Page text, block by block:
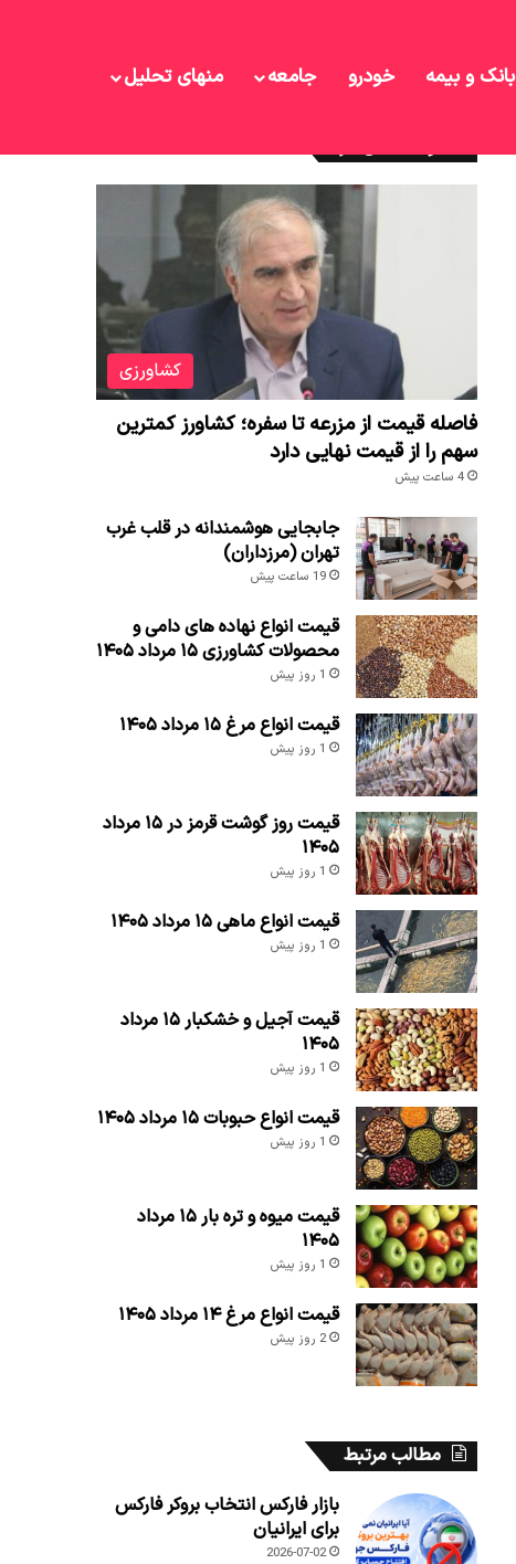
بانک و بیمه خودرو جامعه منهای تحلیل
کشاورزی
فاصله قیمت از مزرعه تا سفره؛ کشاورز کمترین
سهم را از قیمت نهایی دارد
4 ساعت پیش
جابجایی هوشمندانه در قلب غرب
تهران (مرزداران)
19 ساعت پیش
قیمت انواع نهاده های دامی و
محصولات کشاورزی ۱۵ مرداد ۱۴۰۵
1 روز پیش
قیمت انواع مرغ ۱۵ مرداد ۱۴۰۵
1 روز پیش
قیمت روز گوشت قرمز در ۱۵ مرداد
۱۴۰۵
1 روز پیش
قیمت انواع ماهی ۱۵ مرداد ۱۴۰۵
1 روز پیش
قیمت آجیل و خشکبار ۱۵ مرداد
۱۴۰۵
1 روز پیش
قیمت انواع حبوبات ۱۵ مرداد ۱۴۰۵
1 روز پیش
قیمت میوه و تره بار ۱۵ مرداد
۱۴۰۵
1 روز پیش
قیمت انواع مرغ ۱۴ مرداد ۱۴۰۵
2 روز پیش
مطالب مرتبط
بازار فارکس انتخاب بروکر فارکس
برای ایرانیان
2026-07-02